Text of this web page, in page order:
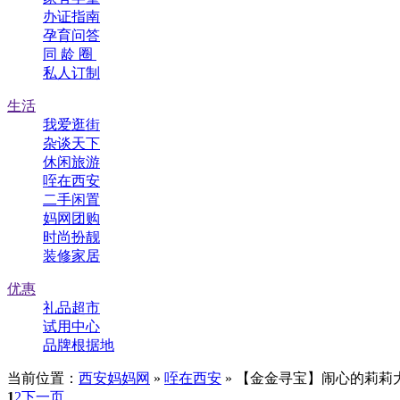
办证指南
孕育问答
同 龄 圈
私人订制
生活
我爱逛街
杂谈天下
休闲旅游
咥在西安
二手闲置
妈网团购
时尚扮靓
装修家居
优惠
礼品超市
试用中心
品牌根据地
当前位置： 西安妈妈网 » 咥在西安 » 【金金寻宝】闹心的莉莉
12下一页